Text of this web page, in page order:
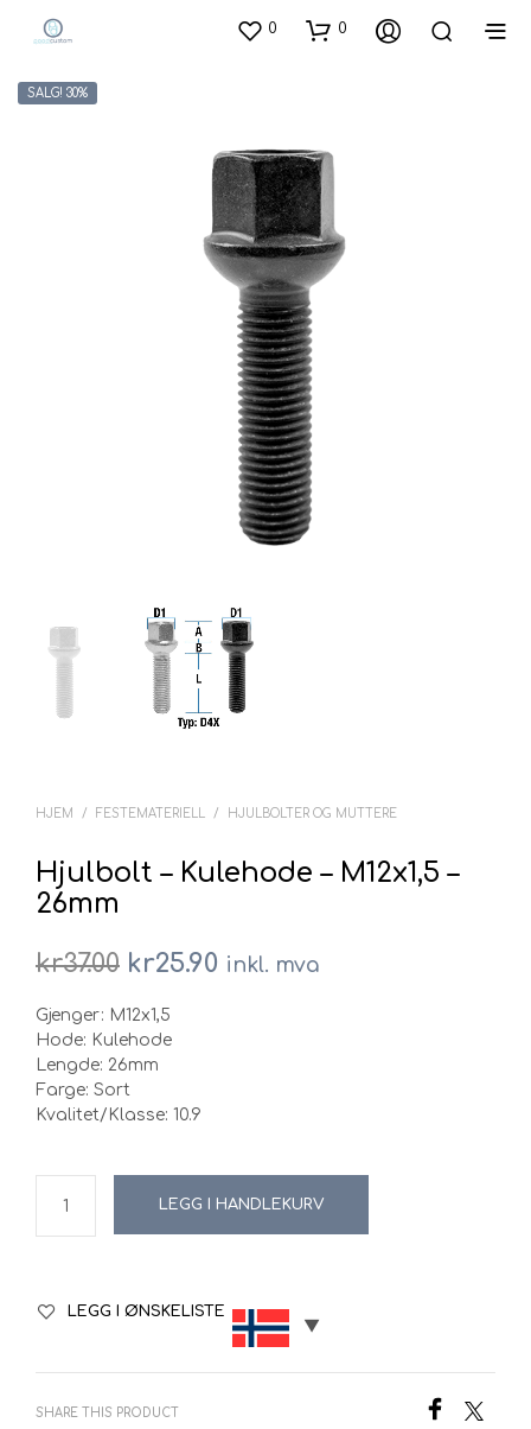
0 0
SALG! 30%
HJEM / FESTEMATERIELL / HJULBOLTER OG MUTTERE
Hjulbolt – Kulehode – M12x1,5 –
26mm
kr37.00 Opprinnelig
pris
var:
kr37.00.
kr25.90 Nåværende
inkl. mva
Gjenger: M12x1,5
Hode: Kulehode
Lengde: 26mm
Farge: Sort
Kvalitet/Klasse: 10.9
LEGG I HANDLEKURV
LEGG I ØNSKELISTE
SHARE THIS PRODUCT